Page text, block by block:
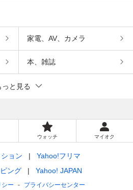
家電、AV、カメラ
本、雑誌
っと見る
ウォッチ マイオク
ョン
Yahoo!フリマ
ング
Yahoo! JAPAN
シー プライバシーセンター